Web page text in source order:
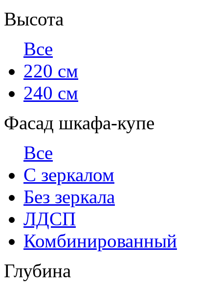
Высота
Все
220 см
240 см
Фасад шкафа-купе
Все
С зеркалом
Без зеркала
ЛДСП
Комбинированный
Глубина